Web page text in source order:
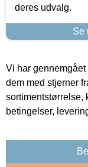
deres udvalg.
Se
Vi har
dem med stjerner
sortimentstørrelse,
betingelser,